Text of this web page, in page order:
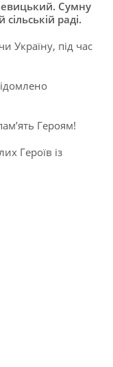
Сумну
раді.
Україну, під час
Героям!